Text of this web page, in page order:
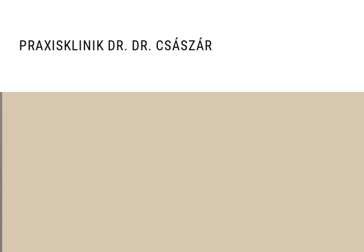
PRAXISKLINIK DR. DR. CSÁSZÁR